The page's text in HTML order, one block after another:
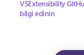
VSExtensibility
bilgi edinin